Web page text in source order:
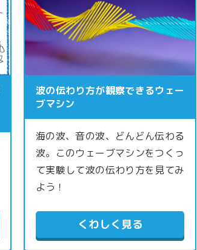
波の伝わり方が観察できるウェー
ブマシン
海の波、音の波、どんどん伝わる
波。このウェーブマシンをつくっ
て実験して波の伝わり方を見てみ
よう！
くわしく見る